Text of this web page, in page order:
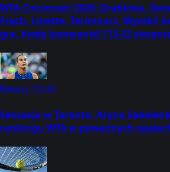
WTA Cincinnati 2026: Drabinka,
Fręch, Linette, Terminarz, Wyniki!
gra, kiedy losowanie? [13-23
Newsy 13:40
Sensacja w Toronto. Aryna
rankingu WTA w poważnych